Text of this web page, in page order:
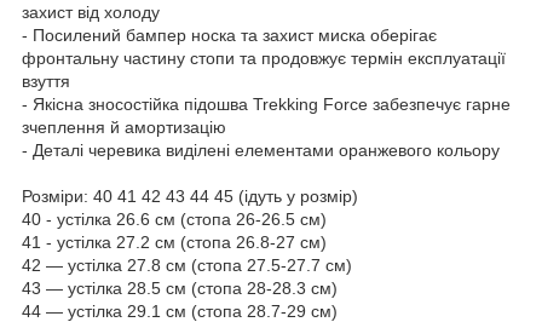
захист від холоду
- Посилений бампер носка та захист миска оберігає
фронтальну частину стопи та продовжує термін експлуатації
взуття
- Якісна зносостійка підошва Trekking Force забезпечує гарне
зчеплення й амортизацію
- Деталі черевика виділені елементами оранжевого кольору
Розміри: 40 41 42 43 44 45 (ідуть у розмір)
40 - устілка 26.6 см (стопа 26-26.5 см)
41 - устілка 27.2 см (стопа 26.8-27 см)
42 — устілка 27.8 см (стопа 27.5-27.7 см)
43 — устілка 28.5 см (стопа 28-28.3 см)
44 — устілка 29.1 см (стопа 28.7-29 см)